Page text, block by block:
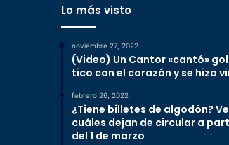
Lo más visto
noviembre 27, 2022
(Video) Un Cantor «cantó» gol
tico con el corazón y se hizo
febrero 26, 2022
¿Tiene billetes de algodón?
cuáles dejan de circular a
del 1 de marzo